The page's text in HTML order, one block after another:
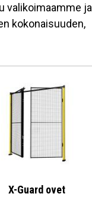
valikoimaamme ja
kokonaisuuden,
X-Guard ovet